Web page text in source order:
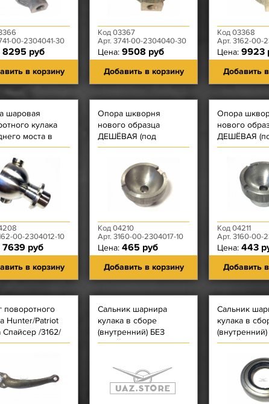
00-2304041-30
8295 руб
в корзину
Код 03367
Арт. 3741-00-2304040-30
Цена: 9508 руб
Добавить в корзину
Код 03368
Арт. 3162-00-
Цена: 9923
Добавить
шаровая
кулака
моста в
3160
00-2304012-10
7639 руб
в корзину
Опора шкворня
нового образца
ДЕШЁВАЯ (под
вкладыш с ДВУМЯ
Код 04210
Арт. 3160-00-2304017-10
Цена: 465 руб
Добавить в корзину
Опора
нового
ДЕШЁВАЯ
вкладыш с
Код 04211
Арт. 3160-00-
Цена: 443
Добавить
поворотного
Hunter/Patriot
Спайсер /3162/
Сальник шарнира
кулака в сборе
(внутренний) БЕЗ
ОБОЙМЫ - № 1 -
Сальник
кулака в
ОБОЙМЕ